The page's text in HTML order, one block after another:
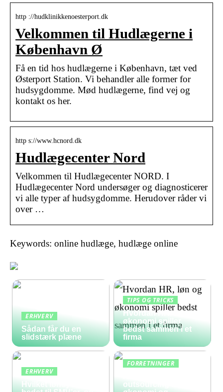
http ://hudklinikkenoesterport.dk
Velkommen til Hudlægerne i
København Ø
Få en tid hos hudlægerne i København, tæt ved
Østerport Station. Vi behandler alle former for
hudsygdomme. Mød hudlægerne, find vej og
kontakt os her.
http s://www.hcnord.dk
Hudlægecenter Nord
Velkommen til Hudlægecenter NORD. I
Hudlægecenter Nord undersøger og diagnosticerer
vi alle typer af hudsygdomme. Herudover råder vi
over …
Keywords: online hudlæge, hudlæge online
ERHVERV
Sådan får du en
slidstærk plæne
TIPS OG TRICKS
Hvordan HR, løn og
økonomi spiller
bedst sammen i et
firma
ERHVERV
Hvilket lønsystem er
FORRETNINGER
outsourcing af